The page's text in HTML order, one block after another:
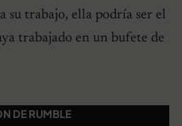
su trabajo, ella podría ser el
trabajado en un bufete de
DE RUMBLE